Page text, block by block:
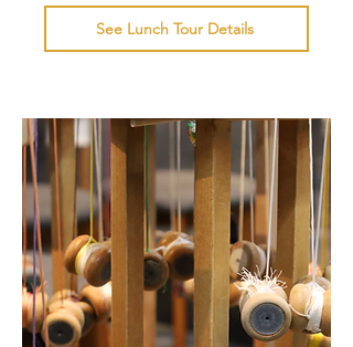
See Lunch Tour Details